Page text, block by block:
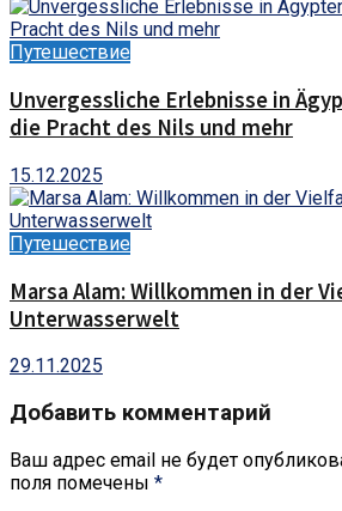
Путешествие
Unvergessliche Erlebnisse in
die Pracht des Nils und mehr
15.12.2025
Путешествие
Marsa Alam: Willkommen in der
Unterwasserwelt
29.11.2025
Добавить комментарий
Ваш адрес email не будет
поля помечены *